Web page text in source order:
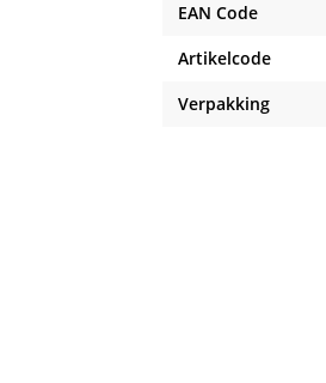
EAN Code
Artikelcode
Verpakking